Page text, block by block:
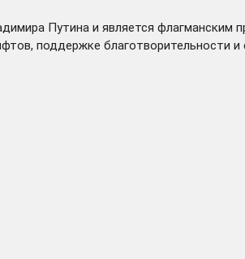
Путина и является
поддержке благотворительности и